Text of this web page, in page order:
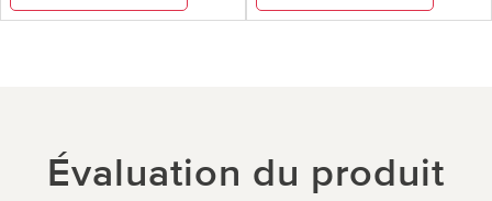
Évaluation du produit